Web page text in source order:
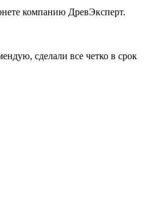
компанию ДревЭксперт.
сделали все четко в срок